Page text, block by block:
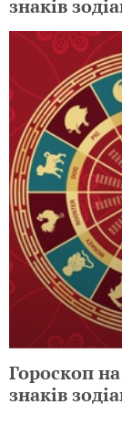
знаків
Гороскоп
знаків